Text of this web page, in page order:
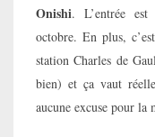
Onishi. L’entrée est
octobre. En plus,
station Charles de
bien) et ça vaut
aucune excuse pour la